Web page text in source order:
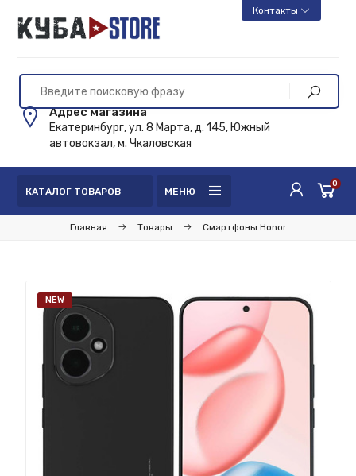
Контакты
Адрес магазина
Екатеринбург, ул. 8 Марта, д. 145, Южный
автовокзал, м. Чкаловская
КАТАЛОГ ТОВАРОВ МЕНЮ
0
Главная Товары Смартфоны Honor
NEW